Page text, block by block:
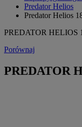
Predator Helios
Predator Helios
PREDATOR HELIOS
Porównaj
PREDATOR